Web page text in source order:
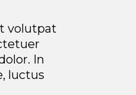
volutpat
In
luctus